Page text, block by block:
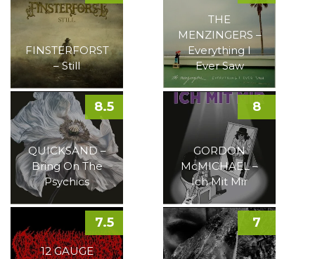
FINSTERFORST
– Still
THE
MENZINGERS –
Everything I
Ever Saw
QUICKSAND –
Bring On The
Psychics
8.5
GORDON
McMICHAEL –
Ich Mit Mir
8
12 GAUGE
7.5 7